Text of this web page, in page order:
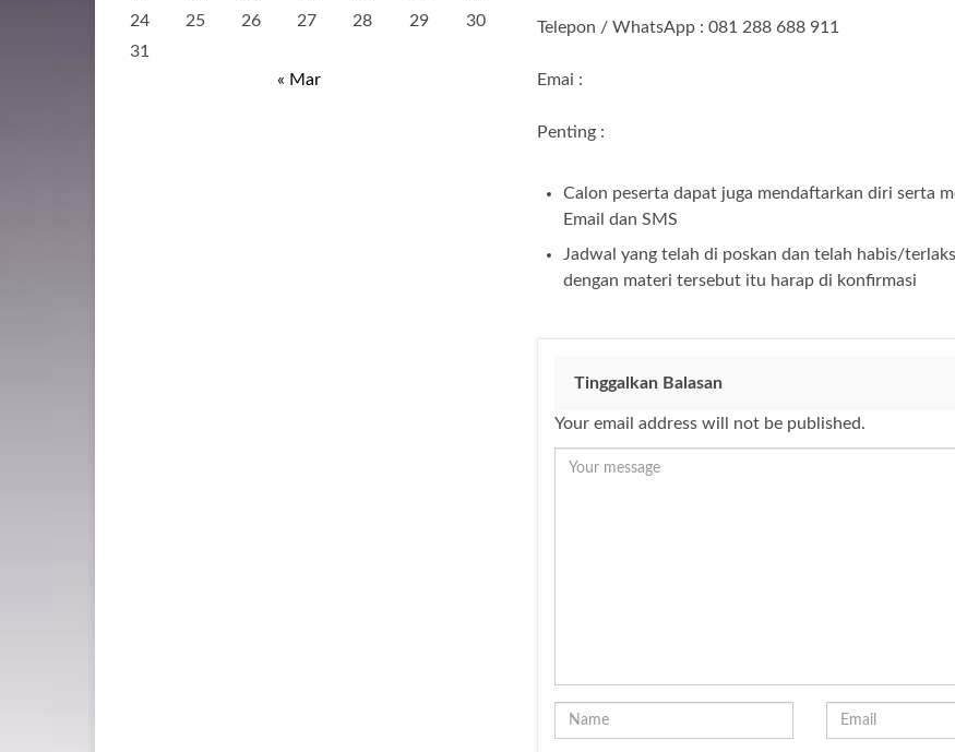
Telepon / WhatsApp : 081 288 688 911
Emai :
Penting :
Calon peserta dapat juga mendaftarkan diri serta
Email dan SMS
Jadwal yang telah di poskan dan telah habis/
dengan materi tersebut itu harap di konfirmasi
Tinggalkan Balasan
Your email address will not be published.
24
25 26 27 28 29
30
31
« Mar